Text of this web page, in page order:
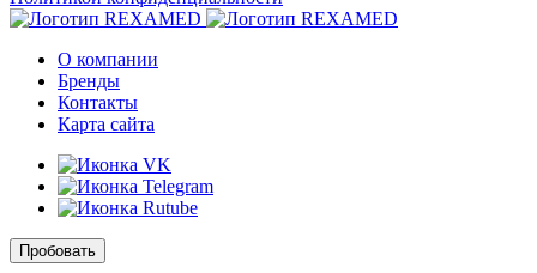
О компании
Бренды
Контакты
Карта сайта
Пробовать